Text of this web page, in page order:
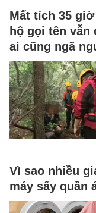
Mất tích 35
hộ gọi tên vẫn
ai cũng ngã
Vì sao nhiều
máy sấy quần